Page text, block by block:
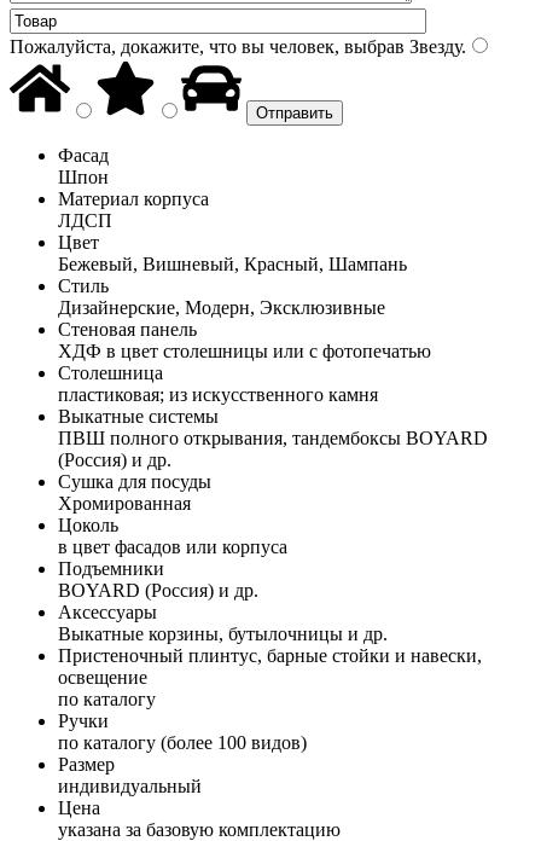
Пожалуйста, докажите, что вы человек, выбрав Звезду.
Фасад
Шпон
Материал корпуса
ЛДСП
Цвет
Бежевый, Вишневый, Красный, Шампань
Стиль
Дизайнерские, Модерн, Эксклюзивные
Стеновая панель
ХДФ в цвет столешницы или с фотопечатью
Столешница
пластиковая; из искусственного камня
Выкатные системы
ПВШ полного открывания, тандембоксы BOYARD
(Россия) и др.
Сушка для посуды
Хромированная
Цоколь
в цвет фасадов или корпуса
Подъемники
BOYARD (Россия) и др.
Аксессуары
Выкатные корзины, бутылочницы и др.
Пристеночный плинтус, барные стойки и навески,
освещение
по каталогу
Ручки
по каталогу (более 100 видов)
Размер
индивидуальный
Цена
указана за базовую комплектацию